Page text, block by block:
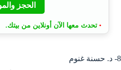
الحجز
• تحدث معها الآن أونلاين من بيتك.
8- د. حسنة غنوم